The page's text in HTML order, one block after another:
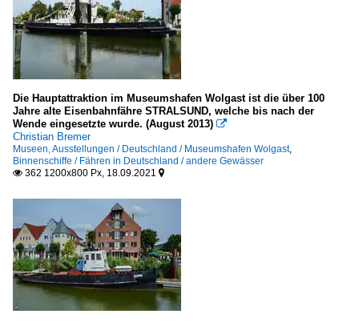
Die Hauptattraktion im Museumshafen Wolgast ist die über 100
Jahre alte Eisenbahnfähre STRALSUND, welche bis nach der
Wende eingesetzte wurde. (August 2013) 
Christian Bremer
Museen, Ausstellungen / Deutschland / Museumshafen Wolgast,
Binnenschiffe / Fähren in Deutschland / andere Gewässer
 362 1200x800 Px, 18.09.2021 